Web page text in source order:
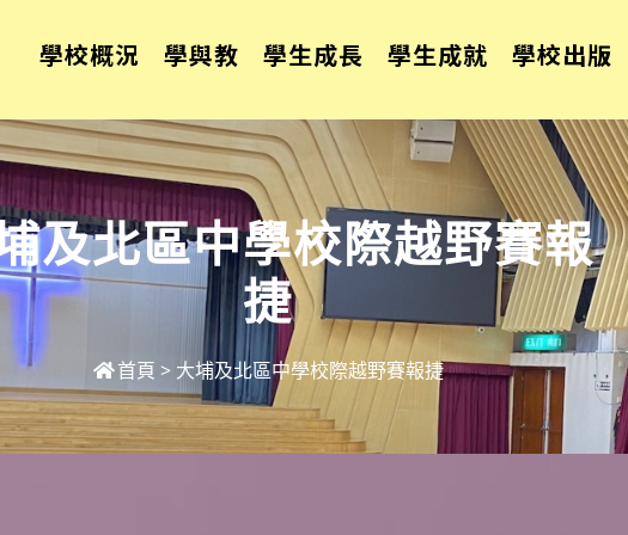
學校概況 學與教 學生成長 學生成就 學校出版
及北區中學校際越野賽報
捷
首頁 > 大埔及北區中學校際越野賽報捷